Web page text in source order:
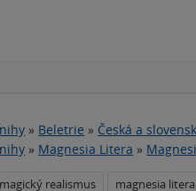
» Beletrie » Česká a
» Magnesia Litera »
magický realismus magnesia litera